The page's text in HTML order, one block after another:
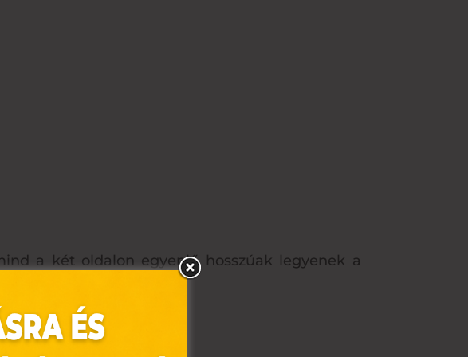
a két oldalon egyenlő hosszúak legyenek a